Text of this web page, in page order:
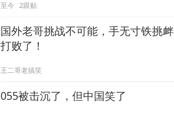
至今 2跟贴
国外老哥挑战不可能，手无寸铁挑
打败了！
王二哥老搞笑
055被击沉了，但中国笑了